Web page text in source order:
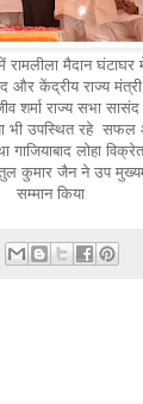
मैदान घंटाघर
और केंद्रीय राज्य
शर्मा राज्य सभा
भी उपस्थित रहे
गाजियाबाद लोहा
कुमार जैन ने उप
सम्मान किया